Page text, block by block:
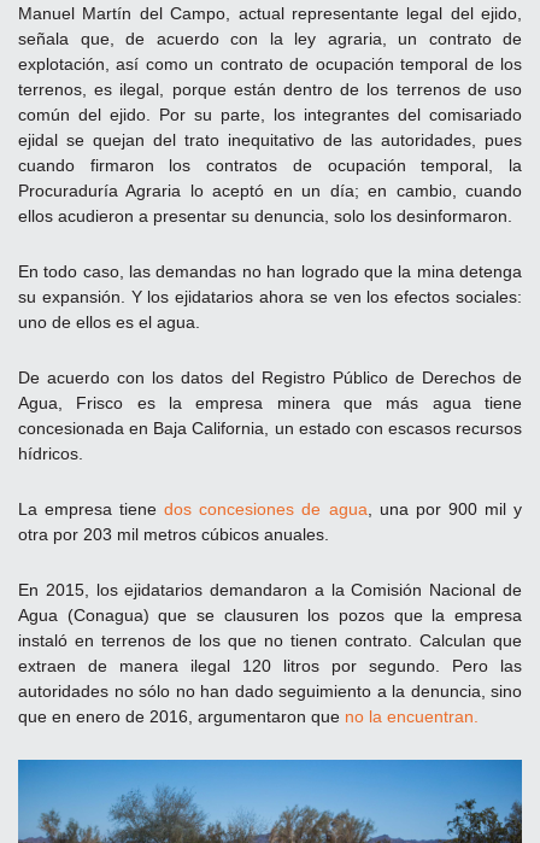
Manuel Martín del Campo, actual representante legal del ejido,
señala que, de acuerdo con la ley agraria, un contrato de
explotación, así como un contrato de ocupación temporal de los
terrenos, es ilegal, porque están dentro de los terrenos de uso
común del ejido. Por su parte, los integrantes del comisariado
ejidal se quejan del trato inequitativo de las autoridades, pues
cuando firmaron los contratos de ocupación temporal, la
Procuraduría Agraria lo aceptó en un día; en cambio, cuando
ellos acudieron a presentar su denuncia, solo los desinformaron.
En todo caso, las demandas no han logrado que la mina detenga
su expansión. Y los ejidatarios ahora se ven los efectos sociales:
uno de ellos es el agua.
De acuerdo con los datos del Registro Público de Derechos de
Agua, Frisco es la empresa minera que más agua tiene
concesionada en Baja California, un estado con escasos recursos
hídricos.
La empresa tienedos concesiones de agua , una por 900 mil y
otra por 203 mil metros cúbicos anuales.
En 2015, los ejidatarios demandaron a la Comisión Nacional de
Agua (Conagua) que se clausuren los pozos que la empresa
instaló en terrenos de los que no tienen contrato. Calculan que
extraen de manera ilegal 120 litros por segundo. Pero las
autoridades no sólo no han dado seguimiento a la denuncia, sino
que en enero de 2016, argumentaron que no la encuentran.